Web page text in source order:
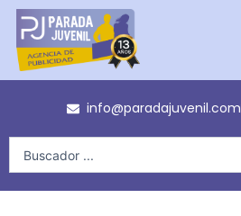
contenido
info@paradajuvenil.com